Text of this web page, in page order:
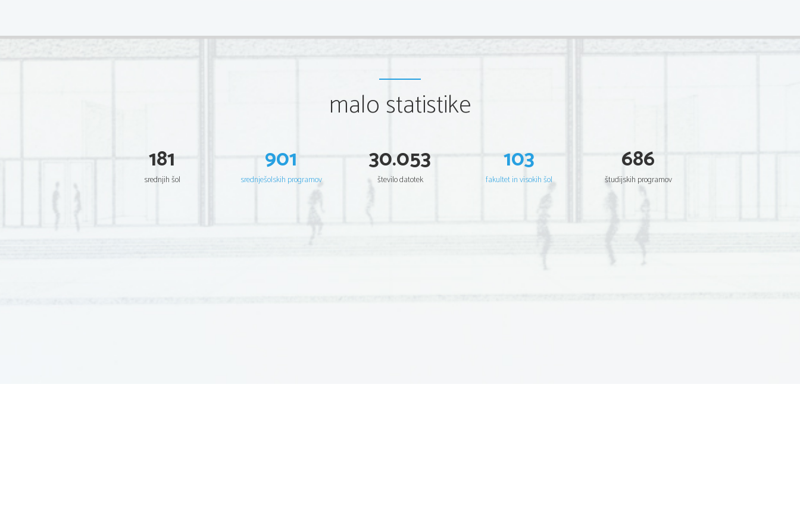
malo statistike
181
srednjih šol
901
srednješolskih programov
30.053
število datotek
103
fakultet in visokih šol
686
študijskih programov